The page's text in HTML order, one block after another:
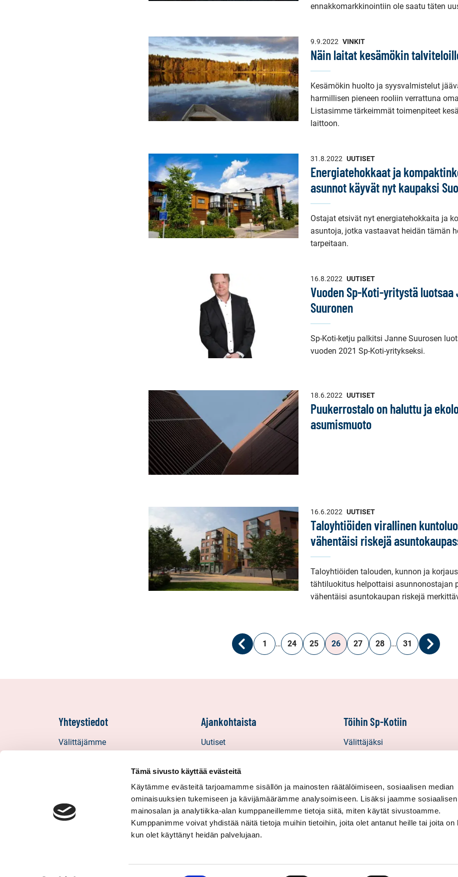
Tämä sivusto käyttää evästeitä
Käytämme evästeitä tarjoamamme sisällön ja mainosten räätälöimiseen, sosiaalisen median
ominaisuuksien tukemiseen ja kävijämäärämme analysoimiseen. Lisäksi jaamme
mainosalan ja analytiikka-alan kumppaneillemme tietoja siitä, miten käytät sivustoamme.
Kumppanimme voivat yhdistää näitä tietoja muihin tietoihin, joita olet antanut heille tai joita on
kun olet käyttänyt heidän palvelujaan.
ennakkomarkkinointiin ole saatu täten
9.9.2022 VINKIT
Näin laitat kesämökin
Kesämökin huolto ja syysvalmistelut
harmillisen pieneen rooliin verrattuna
Listasimme tärkeimmät toimenpiteet
laittoon.
31.8.2022 UUTISET
Energiatehokkaat ja
asunnot käyvät nyt kaupaksi
Ostajat etsivät nyt energiatehokkaita ja
asuntoja, jotka vastaavat heidän tämän
tarpeitaan.
16.8.2022 UUTISET
Vuoden Sp-Koti-yritystä luotsaa
Suuronen
Sp-Koti-ketju palkitsi Janne Suurosen
vuoden 2021 Sp-Koti-yritykseksi.
18.6.2022 UUTISET
Puukerrostalo on haluttu ja
asumismuoto
16.6.2022 UUTISET
Taloyhtiöiden virallinen
vähentäisi riskejä
Taloyhtiöiden talouden, kunnon ja
tähtiluokitus helpottaisi asunnonostajan
vähentäisi asuntokaupan riskejä
Edellinen
1 … 24 25 26 27 28 … 31
Seuraava
Yhteystiedot
Välittäjämme
Sp-Koti Keskusyksikkö
Ajankohtaista
Uutiset
Asiakastarinat
Uratarinat
Sp-Kodin uutiskirjeet
Töihin Sp-Kotiin
Välittäjäksi
Sp-Koti Oy:n verkkosivustolla spkoti.fi esitettyjen tietojen ja muun aineiston kopiointi, tallentaminen, julkaiseminen ja muu